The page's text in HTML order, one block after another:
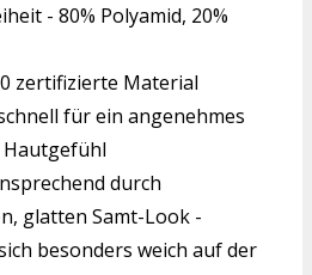
- 80% Polyamid, 20%
zertifizierte Material
für ein angenehmes
durch
glatten Samt-Look -
besonders weich auf der